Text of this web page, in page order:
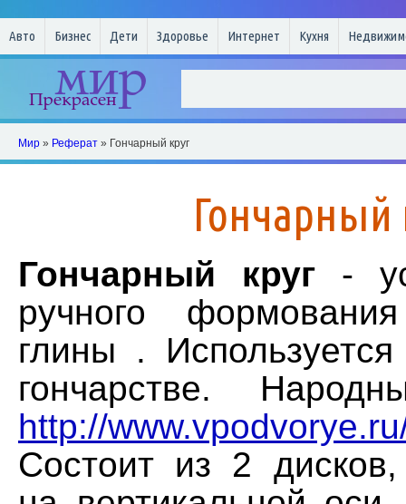
Авто Бизнес Дети Здоровье Интернет Кухня
Мир » Реферат » Гончарный круг
Гончарный
Гончарный круг -
ручного
глины .
гончарстве.
http://
Состоит из 2